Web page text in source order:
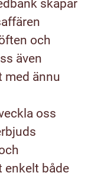
skapar
och
även
med ännu
oss
enkelt både